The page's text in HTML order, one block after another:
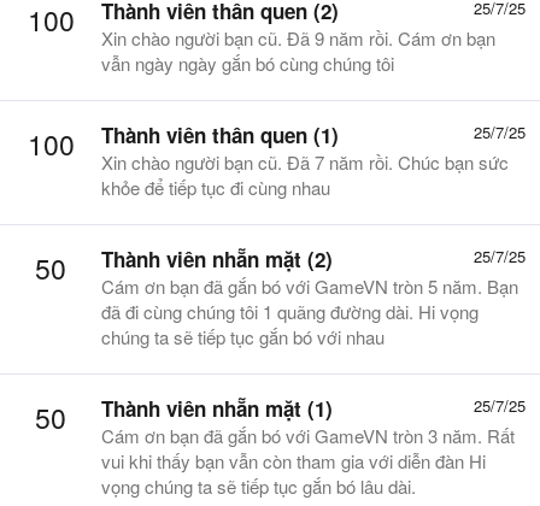
100 25/7/25
Thành viên thân quen (2)
Xin chào người bạn cũ. Đã 9 năm rồi. Cám ơn bạn
vẫn ngày ngày gắn bó cùng chúng tôi
100 25/7/25
Thành viên thân quen (1)
Xin chào người bạn cũ. Đã 7 năm rồi. Chúc bạn sức
khỏe để tiếp tục đi cùng nhau
50 25/7/25
Thành viên nhẵn mặt (2)
Cám ơn bạn đã gắn bó với GameVN tròn 5 năm. Bạn
đã đi cùng chúng tôi 1 quãng đường dài. Hi vọng
chúng ta sẽ tiếp tục gắn bó với nhau
50 25/7/25
Thành viên nhẵn mặt (1)
Cám ơn bạn đã gắn bó với GameVN tròn 3 năm. Rất
vui khi thấy bạn vẫn còn tham gia với diễn đàn Hi
vọng chúng ta sẽ tiếp tục gắn bó lâu dài.